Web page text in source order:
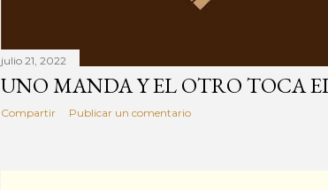
julio 21, 2022
UNO MANDA Y EL OTRO TOCA
Compartir Publicar un comentario